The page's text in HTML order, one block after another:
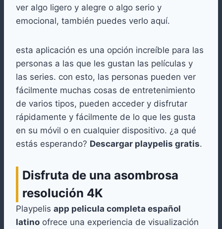
ver algo ligero y alegre o algo serio y
emocional, también puedes verlo aquí.
esta aplicación es una opción increíble para las
personas a las que les gustan las películas y
las series. con esto, las personas pueden ver
fácilmente muchas cosas de entretenimiento
de varios tipos, pueden acceder y disfrutar
rápidamente y fácilmente de lo que les gusta
en su móvil o en cualquier dispositivo. ¿a qué
estás esperando? Descargar playpelis gratis.
Disfruta de una asombrosa
resolución 4K
Playpelis app pelicula completa español
latino ofrece una experiencia de visualización